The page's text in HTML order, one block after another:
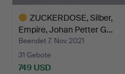
ZUCKERDOSE, Silber,
Empire, Johan Petter G…
Beendet 7. Nov 2021
31 Gebote
749 USD